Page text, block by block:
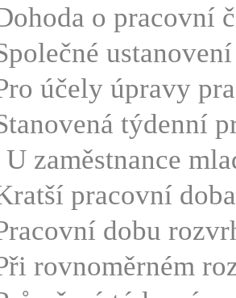
o pracovní
ustanovení
účely úpravy
týdenní
zaměstnance
pracovní doba
dobu
rovnoměrném